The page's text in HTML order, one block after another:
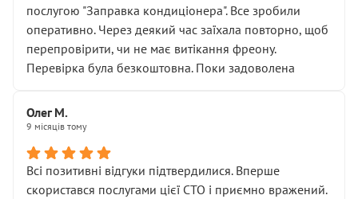
послугою "Заправка кондиціонера". Все зробили
оперативно. Через деякий час заїхала повторно, щоб
перепровірити, чи не має витікання фреону.
Перевірка була безкоштовна. Поки задоволена
Олег М.
9 місяців тому
Всі позитивні відгуки підтвердилися. Вперше
скористався послугами цієї СТО і приємно вражений.